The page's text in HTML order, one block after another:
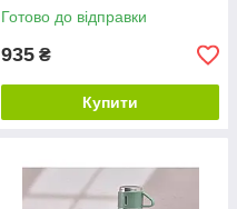
Готово до відправки
935 ₴
Купити